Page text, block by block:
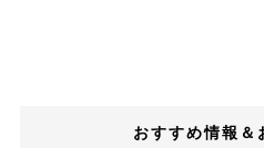
おすすめ情報＆